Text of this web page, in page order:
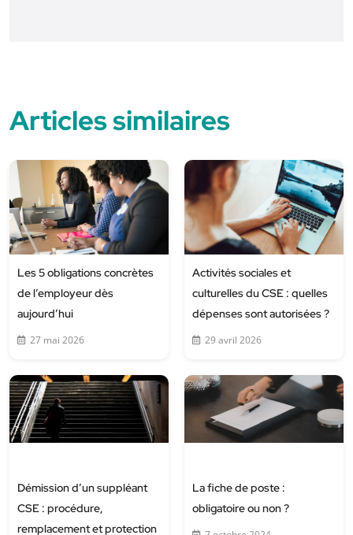
Articles similaires
Les 5 obligations concrètes
de l’employeur dès
aujourd’hui
27 mai 2026
Activités sociales et
culturelles du CSE : quelles
dépenses sont autorisées ?
29 avril 2026
Démission d’un suppléant
CSE : procédure,
remplacement et protection
La fiche de poste :
obligatoire ou non ?